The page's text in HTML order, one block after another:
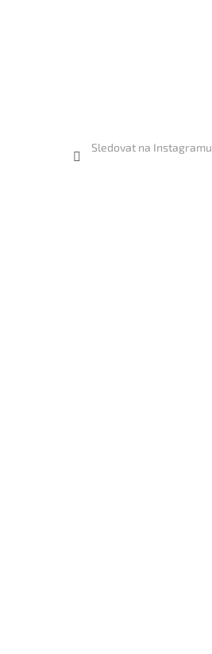
Sledovat na Instagramu